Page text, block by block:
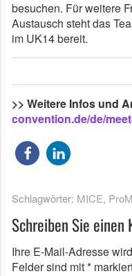
besuchen. Für weitere
Austausch steht das
im UK14 bereit.
>> Weitere Infos und
convention.de/de/
Schlagwörter: MICE,
Schreiben Sie einen
Ihre E-Mail-Adresse
Felder sind mit*